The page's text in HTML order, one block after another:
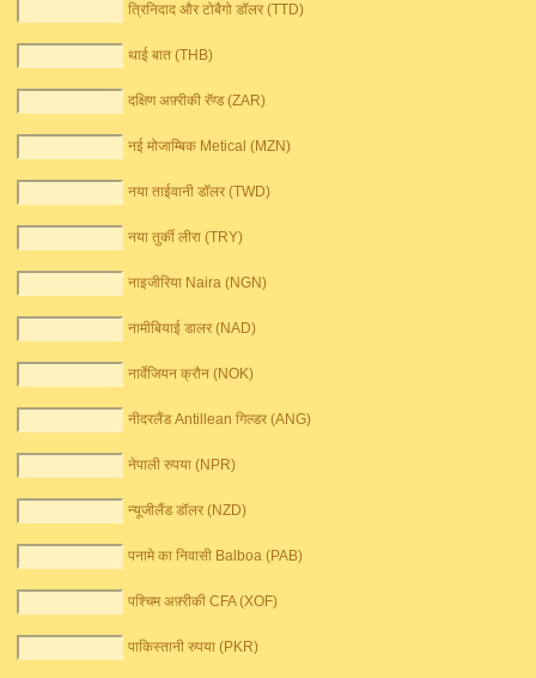
त्रिनिदाद और टोबैगो डॉलर (TTD)
थाई बात (THB)
दक्षिण अफ़्रीकी रॅण्ड (ZAR)
नई मोजाम्बिक Metical (MZN)
नया ताईवानी डॉलर (TWD)
नया तुर्की लीरा (TRY)
नाइजीरिया Naira (NGN)
नामीबियाई डालर (NAD)
नार्वेजियन क्रौन (NOK)
नीदरलैंड Antillean गिल्डर (ANG)
नेपाली रुपया (NPR)
न्यूजीलैंड डॉलर (NZD)
पनामे का निवासी Balboa (PAB)
पश्चिम अफ़्रीकी CFA (XOF)
पाकिस्तानी रुपया (PKR)